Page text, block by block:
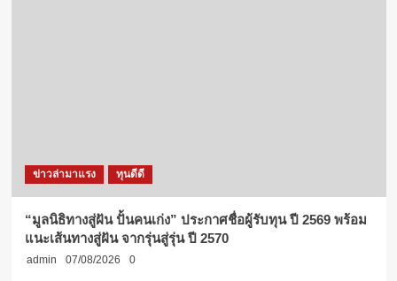
ระดับ
เซอร์ไพรส์
จาก
นาง
ข่าวล่ามาแรง ทุนดีดี
“มูลนิธิทางสู่ฝัน ปั้นคนเก่ง” ประกาศชื่อผู้รับทุน ปี 2569 พร้อม
แนะเส้นทางสู่ฝัน จากรุ่นสู่รุ่น ปี 2570
admin 07/08/2026 0